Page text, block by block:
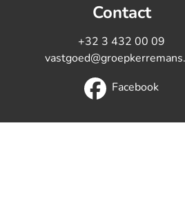
Contact
+32 3 432 00 09
Facebook